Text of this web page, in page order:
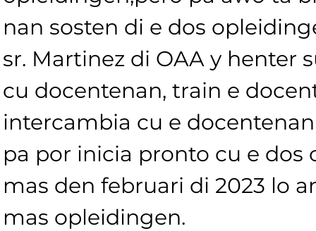
nan sosten di e dos
sr. Martinez di OAA y henter
cu docentenan, train e
intercambia cu e
pa por inicia pronto cu e
mas den februari di 2023 lo
mas opleidingen.